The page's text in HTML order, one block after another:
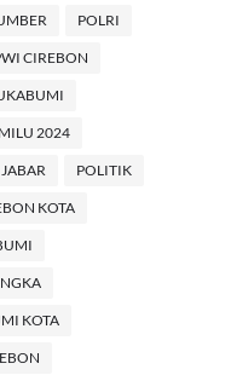
POLRI
CIREBON
2024
POLITIK
KOTA
KOTA